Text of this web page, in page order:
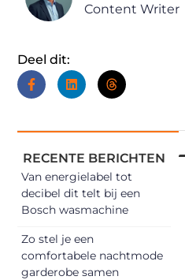
Content Writer
Deel dit:
RECENTE BERICHTEN
Van energielabel tot
decibel dit telt bij een
Bosch wasmachine
Zo stel je een
comfortabele nachtmode
garderobe samen